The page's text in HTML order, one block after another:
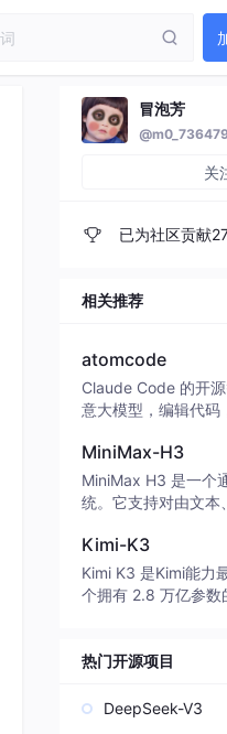
冒泡芳
关
已为社区贡献
相关推荐
atomcode
Claude Code 的开
意大模型，编辑代码
致性能。 ｜ An
e to Claude Code.
edit code, run
MiniMax-H3
MiniMax H3 是一个
统。它支持对由文本
并能生成分辨率高
秒的带原生立体声音
面向任务泛化的系统
模态指令。
Kimi-K3
Kimi K3 是Kimi能力
个拥有 2.8 万亿参数
热门开源项目
DeepSeek-V3